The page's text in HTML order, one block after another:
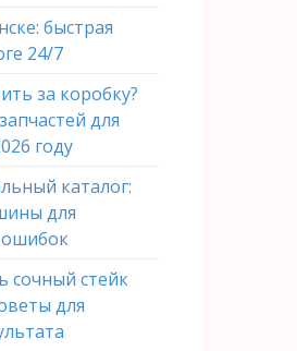
быстрая
24/7
за коробку?
для
году
каталог:
для
ошибок
сочный стейк
для